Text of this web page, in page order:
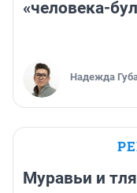
«человека-
Надежда
Муравьи и